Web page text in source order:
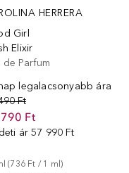
HERRERA
Girl
Elixir
de Parfum
legalacsonyabb ára
Ft
Ft
ár 57 990 Ft
(736 Ft / 1 ml)